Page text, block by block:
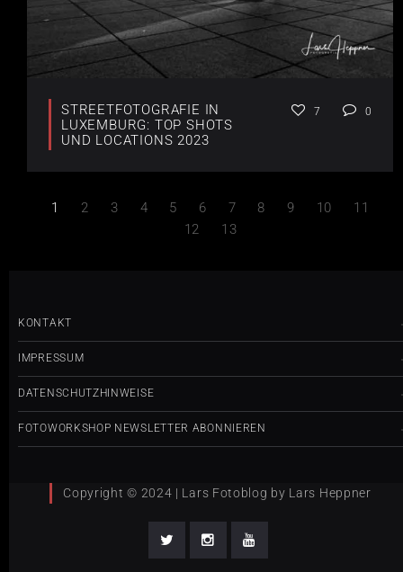
STREETFOTOGRAFIE IN
LUXEMBURG: TOP SHOTS
UND LOCATIONS 2023
7 0
1 2 3 4 5 6 7 8 9 10
11
12
13
KONTAKT
IMPRESSUM
DATENSCHUTZHINWEISE
FOTOWORKSHOP NEWSLETTER ABONNIEREN
Copyright © 2024 | Lars Fotoblog by Lars Heppner